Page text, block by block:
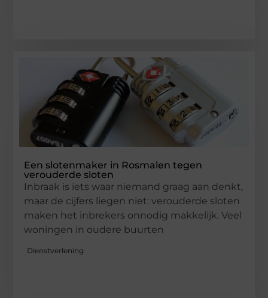
Een slotenmaker in Rosmalen tegen
verouderde sloten
Inbraak is iets waar niemand graag aan denkt,
maar de cijfers liegen niet: verouderde sloten
maken het inbrekers onnodig makkelijk. Veel
woningen in oudere buurten
Dienstverlening